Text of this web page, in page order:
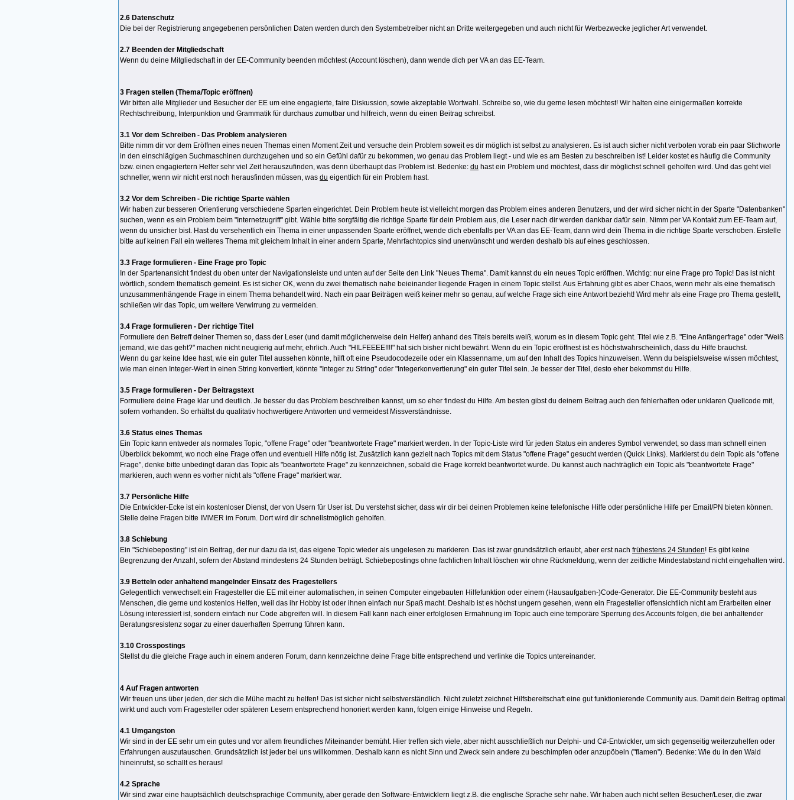
2.6 Datenschutz
Die bei der Registrierung angegebenen persönlichen Daten werden durch den Systembetreiber nicht an Dritte weitergegeben und auch nicht für Werbezwecke jeglicher Art verwendet.
2.7 Beenden der Mitgliedschaft
Wenn du deine Mitgliedschaft in der EE-Community beenden möchtest (Account löschen), dann wende dich per VA an das EE-Team.
3 Fragen stellen (Thema/Topic eröffnen)
Wir bitten alle Mitglieder und Besucher der EE um eine engagierte, faire Diskussion, sowie akzeptable Wortwahl. Schreibe so, wie du gerne lesen möchtest! Wir halten eine einigermaßen korrekte
Rechtschreibung, Interpunktion und Grammatik für durchaus zumutbar und hilfreich, wenn du einen Beitrag schreibst.
3.1 Vor dem Schreiben - Das Problem analysieren
Bitte nimm dir vor dem Eröffnen eines neuen Themas einen Moment Zeit und versuche dein Problem soweit es dir möglich ist selbst zu analysieren. Es ist auch sicher nicht verboten vorab ein paar Stichworte
in den einschlägigen Suchmaschinen durchzugehen und so ein Gefühl dafür zu bekommen, wo genau das Problem liegt - und wie es am Besten zu beschreiben ist! Leider kostet es häufig die Community
bzw. einen engagiertern Helfer sehr viel Zeit herauszufinden, was denn überhaupt das Problem ist. Bedenke: du hast ein Problem und möchtest, dass dir möglichst schnell geholfen wird. Und das geht viel
schneller, wenn wir nicht erst noch herausfinden müssen, was du eigentlich für ein Problem hast.
3.2 Vor dem Schreiben - Die richtige Sparte wählen
Wir haben zur besseren Orientierung verschiedene Sparten eingerichtet. Dein Problem heute ist vielleicht morgen das Problem eines anderen Benutzers, und der wird sicher nicht in der Sparte "Datenbanken"
suchen, wenn es ein Problem beim "Internetzugriff" gibt. Wähle bitte sorgfältig die richtige Sparte für dein Problem aus, die Leser nach dir werden dankbar dafür sein. Nimm per VA Kontakt zum EE-Team auf,
wenn du unsicher bist. Hast du versehentlich ein Thema in einer unpassenden Sparte eröffnet, wende dich ebenfalls per VA an das EE-Team, dann wird dein Thema in die richtige Sparte verschoben. Erstelle
bitte auf keinen Fall ein weiteres Thema mit gleichem Inhalt in einer andern Sparte, Mehrfachtopics sind unerwünscht und werden deshalb bis auf eines geschlossen.
3.3 Frage formulieren - Eine Frage pro Topic
In der Spartenansicht findest du oben unter der Navigationsleiste und unten auf der Seite den Link "Neues Thema". Damit kannst du ein neues Topic eröffnen. Wichtig: nur eine Frage pro Topic! Das ist nicht
wörtlich, sondern thematisch gemeint. Es ist sicher OK, wenn du zwei thematisch nahe beieinander liegende Fragen in einem Topic stellst. Aus Erfahrung gibt es aber Chaos, wenn mehr als eine thematisch
unzusammenhängende Frage in einem Thema behandelt wird. Nach ein paar Beiträgen weiß keiner mehr so genau, auf welche Frage sich eine Antwort bezieht! Wird mehr als eine Frage pro Thema gestellt,
schließen wir das Topic, um weitere Verwirrung zu vermeiden.
3.4 Frage formulieren - Der richtige Titel
Formuliere den Betreff deiner Themen so, dass der Leser (und damit möglicherweise dein Helfer) anhand des Titels bereits weiß, worum es in diesem Topic geht. Titel wie z.B. "Eine Anfängerfrage" oder "Weiß
jemand, wie das geht?" machen nicht neugierig auf mehr, ehrlich. Auch "HILFEEEE!!!!" hat sich bisher nicht bewährt. Wenn du ein Topic eröffnest ist es höchstwahrscheinlich, dass du Hilfe brauchst.
Wenn du gar keine Idee hast, wie ein guter Titel aussehen könnte, hilft oft eine Pseudocodezeile oder ein Klassenname, um auf den Inhalt des Topics hinzuweisen. Wenn du beispielsweise wissen möchtest,
wie man einen Integer-Wert in einen String konvertiert, könnte "Integer zu String" oder "Integerkonvertierung" ein guter Titel sein. Je besser der Titel, desto eher bekommst du Hilfe.
3.5 Frage formulieren - Der Beitragstext
Formuliere deine Frage klar und deutlich. Je besser du das Problem beschreiben kannst, um so eher findest du Hilfe. Am besten gibst du deinem Beitrag auch den fehlerhaften oder unklaren Quellcode mit,
sofern vorhanden. So erhältst du qualitativ hochwertigere Antworten und vermeidest Missverständnisse.
3.6 Status eines Themas
Ein Topic kann entweder als normales Topic, "offene Frage" oder "beantwortete Frage" markiert werden. In der Topic-Liste wird für jeden Status ein anderes Symbol verwendet, so dass man schnell einen
Überblick bekommt, wo noch eine Frage offen und eventuell Hilfe nötig ist. Zusätzlich kann gezielt nach Topics mit dem Status "offene Frage" gesucht werden (Quick Links). Markierst du dein Topic als "offene
Frage", denke bitte unbedingt daran das Topic als "beantwortete Frage" zu kennzeichnen, sobald die Frage korrekt beantwortet wurde. Du kannst auch nachträglich ein Topic als "beantwortete Frage"
markieren, auch wenn es vorher nicht als "offene Frage" markiert war.
3.7 Persönliche Hilfe
Die Entwickler-Ecke ist ein kostenloser Dienst, der von Usern für User ist. Du verstehst sicher, dass wir dir bei deinen Problemen keine telefonische Hilfe oder persönliche Hilfe per Email/PN bieten können.
Stelle deine Fragen bitte IMMER im Forum. Dort wird dir schnellstmöglich geholfen.
3.8 Schiebung
Ein "Schiebeposting" ist ein Beitrag, der nur dazu da ist, das eigene Topic wieder als ungelesen zu markieren. Das ist zwar grundsätzlich erlaubt, aber erst nach frühestens 24 Stunden! Es gibt keine
Begrenzung der Anzahl, sofern der Abstand mindestens 24 Stunden beträgt. Schiebepostings ohne fachlichen Inhalt löschen wir ohne Rückmeldung, wenn der zeitliche Mindestabstand nicht eingehalten wird.
3.9 Betteln oder anhaltend mangelnder Einsatz des Fragestellers
Gelegentlich verwechselt ein Fragesteller die EE mit einer automatischen, in seinen Computer eingebauten Hilfefunktion oder einem (Hausaufgaben-)Code-Generator. Die EE-Community besteht aus
Menschen, die gerne und kostenlos Helfen, weil das ihr Hobby ist oder ihnen einfach nur Spaß macht. Deshalb ist es höchst ungern gesehen, wenn ein Fragesteller offensichtlich nicht am Erarbeiten einer
Lösung interessiert ist, sondern einfach nur Code abgreifen will. In diesem Fall kann nach einer erfolglosen Ermahnung im Topic auch eine temporäre Sperrung des Accounts folgen, die bei anhaltender
Beratungsresistenz sogar zu einer dauerhaften Sperrung führen kann.
3.10 Crosspostings
Stellst du die gleiche Frage auch in einem anderen Forum, dann kennzeichne deine Frage bitte entsprechend und verlinke die Topics untereinander.
4 Auf Fragen antworten
Wir freuen uns über jeden, der sich die Mühe macht zu helfen! Das ist sicher nicht selbstverständlich. Nicht zuletzt zeichnet Hilfsbereitschaft eine gut funktionierende Community aus. Damit dein Beitrag optimal
wirkt und auch vom Fragesteller oder späteren Lesern entsprechend honoriert werden kann, folgen einige Hinweise und Regeln.
4.1 Umgangston
Wir sind in der EE sehr um ein gutes und vor allem freundliches Miteinander bemüht. Hier treffen sich viele, aber nicht ausschließlich nur Delphi- und C#-Entwickler, um sich gegenseitig weiterzuhelfen oder
Erfahrungen auszutauschen. Grundsätzlich ist jeder bei uns willkommen. Deshalb kann es nicht Sinn und Zweck sein andere zu beschimpfen oder anzupöbeln ("flamen"). Bedenke: Wie du in den Wald
hineinrufst, so schallt es heraus!
4.2 Sprache
Wir sind zwar eine hauptsächlich deutschsprachige Community, aber gerade den Software-Entwicklern liegt z.B. die englische Sprache sehr nahe. Wir haben auch nicht selten Besucher/Leser, die zwar